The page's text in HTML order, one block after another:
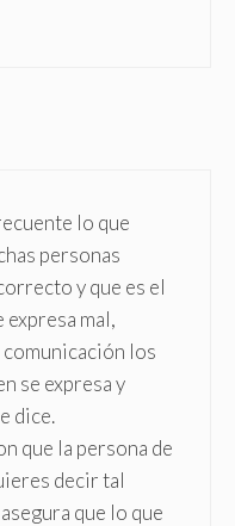
lo que
personas
y que es el
expresa mal,
comunicación los
se expresa y
dice.
que la persona de
decir tal
que lo que